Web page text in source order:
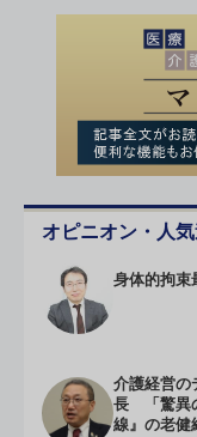
オピニオン・人
身体的拘束
介護経営の
長 「驚異
線』の老健